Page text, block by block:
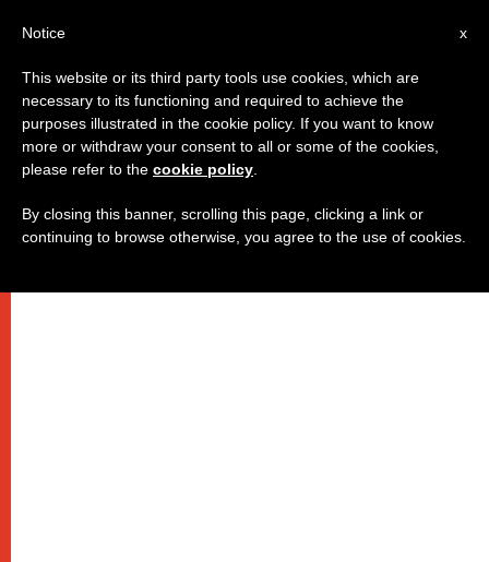
x
Notice
This website or its third party tools use cookies, which are
necessary to its functioning and required to achieve the
purposes illustrated in the cookie policy. If you want to know
more or withdraw your consent to all or some of the cookies,
please refer to the cookie policy
By closing this banner, scrolling this page, clicking a link or
continuing to browse otherwise, you agree to the use of cookies.